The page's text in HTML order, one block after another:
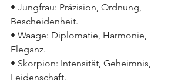
• Jungfrau: Präzision, Ordnung,
Bescheidenheit.
• Waage: Diplomatie, Harmonie,
Eleganz.
• Skorpion: Intensität, Geheimnis,
Leidenschaft.